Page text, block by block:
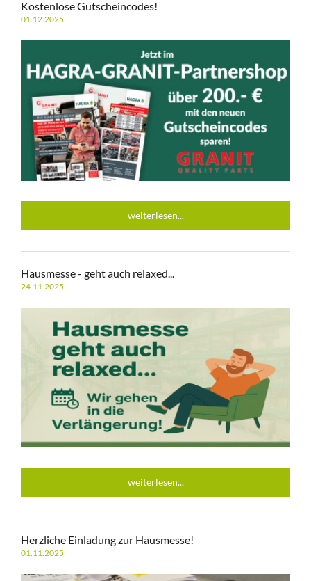
Kostenlose Gutscheincodes!
01.12.2025
weiterlesen...
Hausmesse - geht auch relaxed...
24.11.2025
weiterlesen...
Herzliche Einladung zur Hausmesse!
01.11.2025